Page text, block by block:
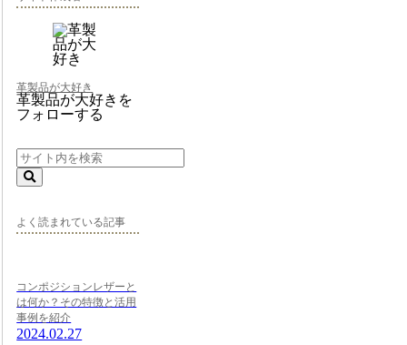
革製品が大好き
革製品が大好きを
フォローする
よく読まれている記事
コンポジションレザーと
は何か？その特徴と活用
事例を紹介
2024.02.27